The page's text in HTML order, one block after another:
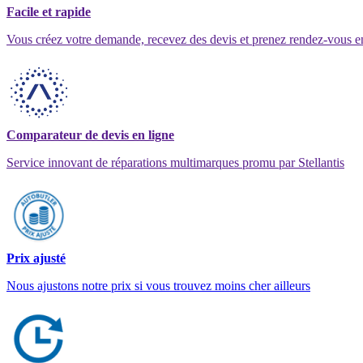
Facile et rapide
Vous créez votre demande, recevez des devis et prenez rendez-vous
Comparateur de devis en ligne
Service innovant de réparations multimarques promu par Stellantis
Prix ajusté
Nous ajustons notre prix si vous trouvez moins cher ailleurs